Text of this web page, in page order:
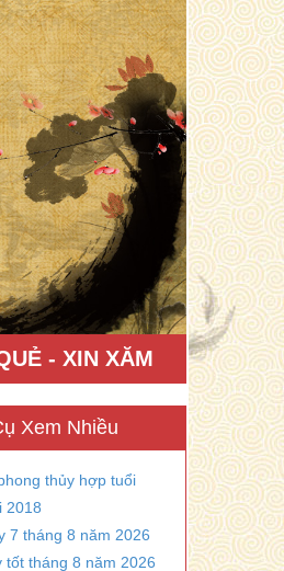
- XIN XĂM
Xem Nhiều
thủy hợp tuổi
2018
7 tháng 8 năm 2026
tốt tháng 8 năm 2026